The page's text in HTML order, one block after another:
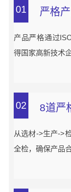
01 严格
产品严格通过
得国家高新技术企
02 8道严
从选材->生产->
全检，确保产品